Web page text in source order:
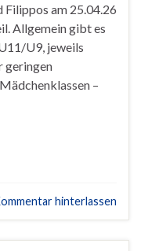
Filippos am 25.04.26
Allgemein gibt es
U9, jeweils
geringen
–
hinterlassen